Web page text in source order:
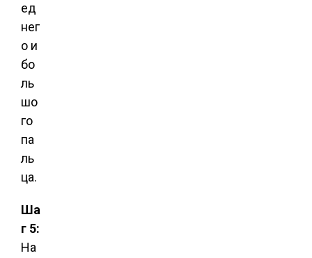
ед
нег
о и
бо
ль
шо
го
па
ль
ца.
Ша
г 5:
На